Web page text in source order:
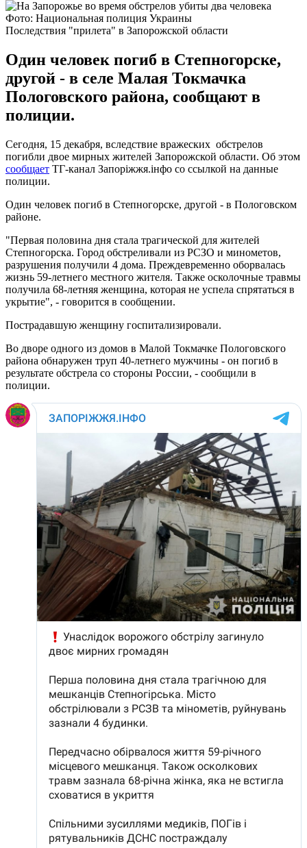
Фото: Национальная полиция Украины
Последствия "прилета" в Запорожской области
Один человек погиб в Степногорске,
другой - в селе Малая Токмачка
Пологовского района, сообщают в
полиции.
Сегодня, 15 декабря, вследствие вражеских обстрелов
погибли двое мирных жителей Запорожской области. Об этом
сообщает ТГ-канал Запоріжжя.інфо со ссылкой на данные
полиции.
Один человек погиб в Степногорске, другой - в Пологовском
районе.
"Первая половина дня стала трагической для жителей
Степногорска. Город обстреливали из РСЗО и минометов,
разрушения получили 4 дома. Преждевременно оборвалась
жизнь 59-летнего местного жителя. Также осколочные травмы
получила 68-летняя женщина, которая не успела спрятаться в
укрытие", - говорится в сообщении.
Пострадавшую женщину госпитализировали.
Во дворе одного из домов в Малой Токмачке Пологовского
района обнаружен труп 40-летнего мужчины - он погиб в
результате обстрела со стороны России, - сообщили в
полиции.